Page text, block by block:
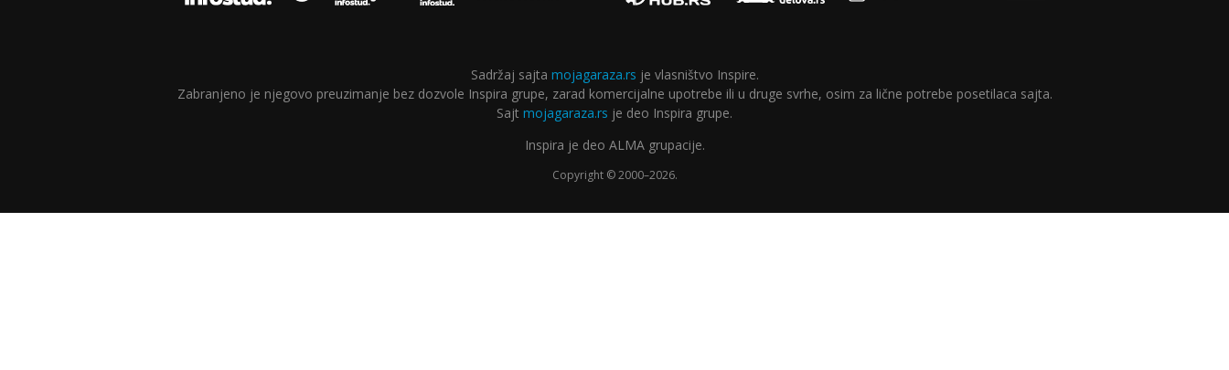
Sadržaj sajta mojagaraza.rs je vlasništvo Inspire.
Zabranjeno je njegovo preuzimanje bez dozvole Inspira grupe, zarad komercijalne upotrebe ili u druge svrhe, osim za lične potrebe posetilaca sajta.
Sajt mojagaraza.rs je deo Inspira grupe.
Inspira je deo ALMA grupacije.
Copyright © 2000–2026.